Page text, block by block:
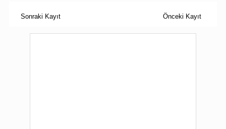
Sonraki Kayıt Önceki Kayıt